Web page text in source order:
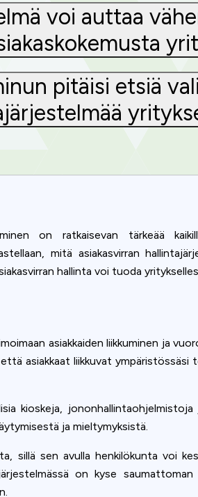
voi auttaa
pitäisi etsiä
on ratkaisevan tärkeää
mitä asiakasvirran
hallinta voi tuoda
asiakkaiden liikkuminen ja
asiakkaat liikkuvat ympäristössäsi
kioskeja, jononhallintaohjelmistoja
ja mieltymyksistä.
sillä sen avulla henkilökunta voi
on kyse